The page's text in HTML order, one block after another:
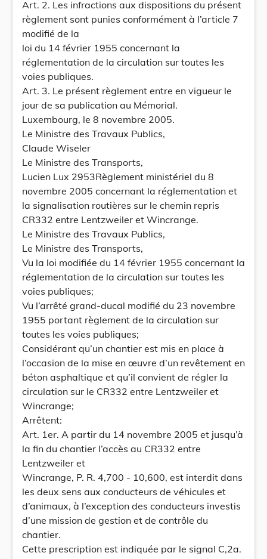
Art. 2. Les infractions aux dispositions du présent
règlement sont punies conformément à l’article 7
modifié de la
loi du 14 février 1955 concernant la
réglementation de la circulation sur toutes les
voies publiques.
Art. 3. Le présent règlement entre en vigueur le
jour de sa publication au Mémorial.
Luxembourg, le 8 novembre 2005.
Le Ministre des Travaux Publics,
Claude Wiseler
Le Ministre des Transports,
Lucien Lux 2953Règlement ministériel du 8
novembre 2005 concernant la réglementation et
la signalisation routières sur le chemin repris
CR332 entre Lentzweiler et Wincrange.
Le Ministre des Travaux Publics,
Le Ministre des Transports,
Vu la loi modifiée du 14 février 1955 concernant la
réglementation de la circulation sur toutes les
voies publiques;
Vu l’arrêté grand-ducal modifié du 23 novembre
1955 portant règlement de la circulation sur
toutes les voies publiques;
Considérant qu’un chantier est mis en place à
l’occasion de la mise en œuvre d’un revêtement en
béton asphaltique et qu’il convient de régler la
circulation sur le CR332 entre Lentzweiler et
Wincrange;
Arrêtent:
Art. 1er. A partir du 14 novembre 2005 et jusqu’à
la fin du chantier l’accès au CR332 entre
Lentzweiler et
Wincrange, P. R. 4,700 - 10,600, est interdit dans
les deux sens aux conducteurs de véhicules et
d’animaux, à l’exception des conducteurs investis
d’une mission de gestion et de contrôle du
chantier.
Cette prescription est indiquée par le signal C,2a.